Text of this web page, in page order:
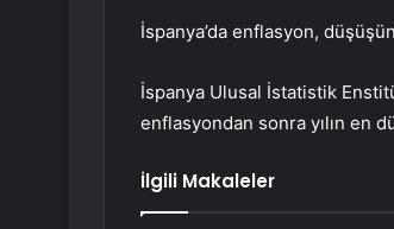
İspanya’da enflasyon,
İspanya Ulusal İstatistik
enflasyondan sonra yılın en
İlgili Makaleler